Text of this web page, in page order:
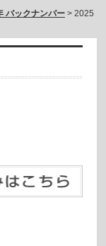
バックナンバー> 2025